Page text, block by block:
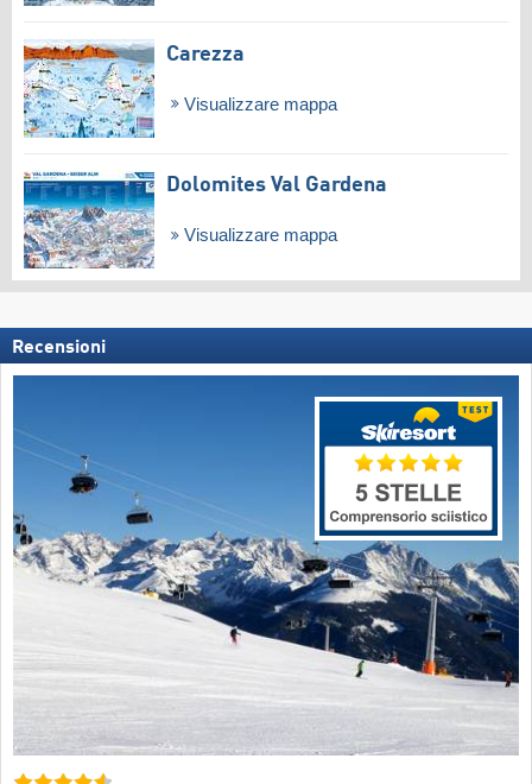
Carezza
Visualizzare mappa
Dolomites Val Gardena
Visualizzare mappa
Recensioni